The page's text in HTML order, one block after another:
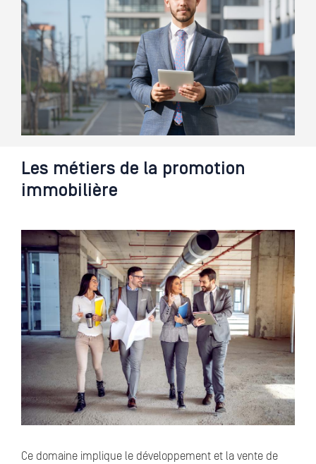
Les métiers de la promotion
immobilière
Ce domaine implique le développement et la vente de